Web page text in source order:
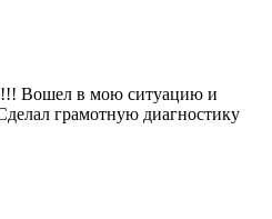
Вошел в мою ситуацию и
грамотную диагностику